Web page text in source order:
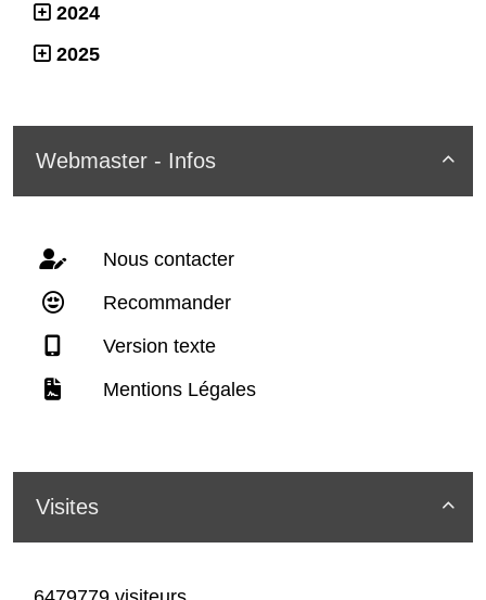
2024
2025

Webmaster - Infos
Nous contacter
Recommander
Version texte
Mentions Légales

Visites